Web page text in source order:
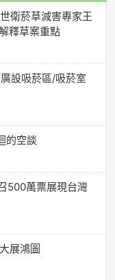
衛菸草減害專家王
釋草案重點
設吸菸區/吸菸室
的空談
500萬票展現台灣
展鴻圖